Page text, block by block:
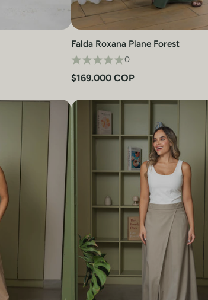
Vista rápida
Falda Roxana Plane Forest
0
$169.000 COP